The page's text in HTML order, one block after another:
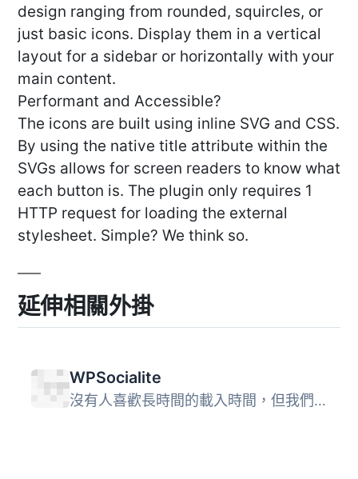
design ranging from rounded, squircles, or
just basic icons. Display them in a vertical
layout for a sidebar or horizontally with your
main content.
Performant and Accessible?
The icons are built using inline SVG and CSS.
By using the native title attribute within the
SVGs allows for screen readers to know what
each button is. The plugin only requires 1
HTTP request for loading the external
stylesheet. Simple? We think so.
延伸相關外掛
WPSocialite
沒有人喜歡長時間的載入時間，但我們都希望能夠透過 Facebook...